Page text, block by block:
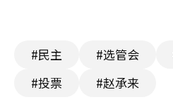
#民主 #选管会
#投票
#赵承来